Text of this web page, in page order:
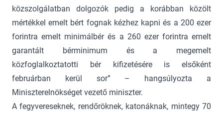
közszolgálatban dolgozók pedig a korábban közölt
mértékkel emelt bért fognak kézhez kapni és a 200 ezer
forintra emelt minimálbér és a 260 ezer forintra emelt
garantált bérminimum és a megemelt
közfoglalkoztatotti bér kifizetésére is elsőként
februárban kerül sor” – hangsúlyozta a
Miniszterelnökséget vezető miniszter.
A fegyvereseknek, rendőröknek, katonáknak, mintegy 70